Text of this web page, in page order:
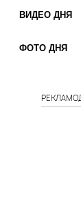
ВИДЕО ДНЯ
ФОТО ДНЯ